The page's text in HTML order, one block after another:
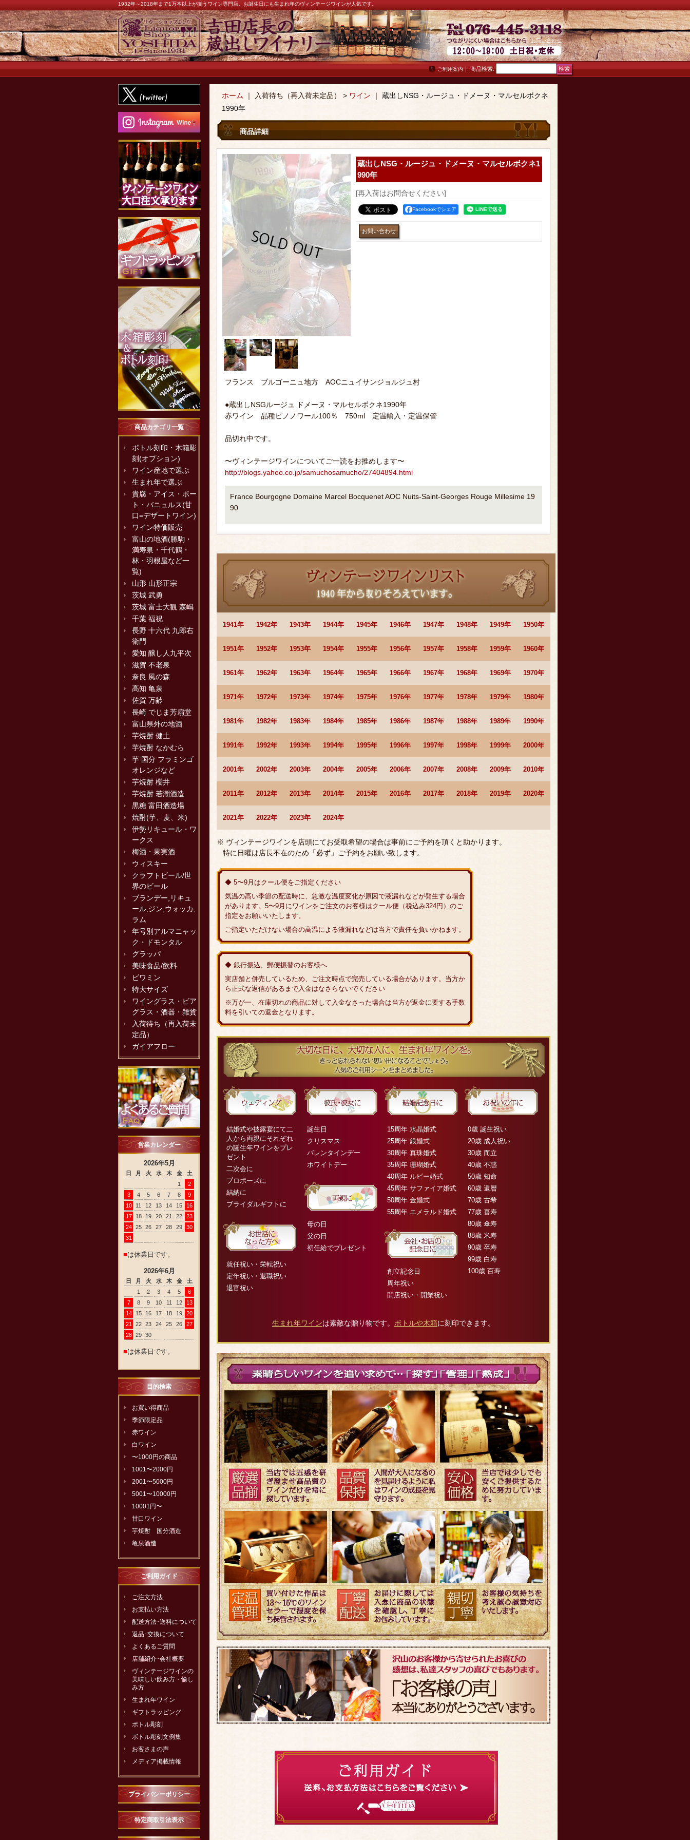
1932年～2018年まで1万本以上が揃うワイン専門店。お誕生日にも生まれ年のヴィンテージワインが人気です。
ご利用案内｜
お問い合わせ
商品検索:
商品カテゴリ一覧
ボトル刻印・木箱彫
刻(オプション)
ワイン産地で選ぶ
生まれ年で選ぶ
貴腐・アイス・ポー
ト・バニュルス(甘
口=デザートワイン)
ワイン特価販売
富山の地酒(勝駒・
満寿泉・千代鶴・
林・羽根屋など一
覧)
山形 山形正宗
茨城 武勇
茨城 富士大観 森嶋
千葉 福祝
長野 十六代 九郎右
衛門
愛知 醸し人九平次
滋賀 不老泉
奈良 風の森
高知 亀泉
佐賀 万齢
長崎 でじま芳扇堂
富山県外の地酒
芋焼酎 健土
芋焼酎 なかむら
芋 国分 フラミンゴ
オレンジなど
芋焼酎 櫻井
芋焼酎 若潮酒造
黒糖 富田酒造場
焼酎(芋、麦、米)
伊勢リキュール・ワ
ークス
梅酒・果実酒
ウィスキー
クラフトビール/世
界のビール
ブランデー,リキュ
ール,ジン,ウォッカ,
ラム
年号別アルマニャッ
ク・ドモンタル
グラッパ
美味食品/飲料
ビワミン
特大サイズ
ワイングラス・ビア
グラス・酒器・雑貨
入荷待ち（再入荷未
定品）
ガイアフロー
営業カレンダー
2026年5月
日 月 火 水 木 金
土
1
2
3
4 5 6 7 8
9
10
11 12 13 14 15
16
17
18 19 20 21 22
23
24
25 26 27 28 29
30
31
■は休業日です。
2026年6月
日 月 火 水 木 金
土
1
2 3 4 5
6
7
8 9 10 11 12
13
14
15 16 17 18 19
20
21
22 23 24 25 26
27
28
29 30
■は休業日です。
目的検索
お買い得商品
季節限定品
赤ワイン
白ワイン
〜1000円の商品
1001〜2000円
2001〜5000円
5001〜10000円
10001円〜
甘口ワイン
芋焼酎 国分酒造
亀泉酒造
ご利用ガイド
ご注文方法
お支払い方法
配送方法･送料について
返品･交換について
よくあるご質問
店舗紹介･会社概要
ヴィンテージワインの
美味しい飲み方・愉し
み方
生まれ年ワイン
ギフトラッピング
ボトル彫刻
ボトル彫刻文例集
お客さまの声
メディア掲載情報
プライバシーポリシー
特定商取引法表示
ホーム ｜ 入荷待ち（再入荷未定品） > ワイン ｜ 蔵出しNSG・ルージュ・ドメーヌ・マルセルボクネ
1990年
商品詳細
蔵出しNSG・ルージュ・ドメーヌ・マルセルボクネ1
990年
[再入荷はお問合せください]
Facebookでシェア
フランス ブルゴーニュ地方 AOCニュイサンジョルジュ村
●蔵出しNSGルージュ ドメーヌ・マルセルボクネ1990年
赤ワイン 品種ピノノワール100％ 750ml 定温輸入・定温保管
品切れ中です。
〜ヴィンテージワインについてご一読をお推めします〜
http://blogs.yahoo.co.jp/samuchosamucho/27404894.html
France Bourgogne Domaine Marcel Bocquenet AOC Nuits-Saint-Georges Rouge Millesime 19
90
1941年 1942年 1943年 1944年 1945年 1946年 1947年 1948年 1949年 1950年
1951年 1952年 1953年 1954年 1955年 1956年 1957年 1958年 1959年 1960年
1961年 1962年 1963年 1964年 1965年 1966年 1967年 1968年 1969年 1970年
1971年 1972年 1973年 1974年 1975年 1976年 1977年 1978年 1979年 1980年
1981年 1982年 1983年 1984年 1985年 1986年 1987年 1988年 1989年 1990年
1991年 1992年 1993年 1994年 1995年 1996年 1997年 1998年 1999年 2000年
2001年 2002年 2003年 2004年 2005年 2006年 2007年 2008年 2009年 2010年
2011年 2012年 2013年 2014年 2015年 2016年 2017年 2018年 2019年 2020年
2021年 2022年 2023年 2024年
※ ヴィンテージワインを店頭にてお受取希望の場合は事前にご予約を頂くと助かります。
特に日曜は店長不在のため「必ず」ご予約をお願い致します。
◆ 5〜9月はクール便をご指定ください
気温の高い季節の配送時に、急激な温度変化が原因で液漏れなどが発生する場合
があります。5〜9月にワインをご注文のお客様はクール便（税込み324円）のご
指定をお願いいたします。
ご指定いただけない場合の高温による液漏れなどは当方で責任を負いかねます。
◆ 銀行振込、郵便振替のお客様へ
実店舗と併売しているため、ご注文時点で完売している場合があります。当方か
ら正式な返信があるまで入金はなさらないでください
※万が一、在庫切れの商品に対して入金なさった場合は当方が返金に要する手数
料を引いての返金となります。
結婚式や披露宴にて二
人から両親にそれぞれ
の誕生年ワインをプレ
ゼント
二次会に
プロポーズに
結納に
ブライダルギフトに
就任祝い・栄転祝い
定年祝い・退職祝い
退官祝い
誕生日
クリスマス
バレンタインデー
ホワイトデー
母の日
父の日
初任給でプレゼント
15周年 水晶婚式
25周年 銀婚式
30周年 真珠婚式
35周年 珊瑚婚式
40周年 ルビー婚式
45周年 サファイア婚式
50周年 金婚式
55周年 エメラルド婚式
創立記念日
周年祝い
開店祝い・開業祝い
0歳 誕生祝い
20歳 成人祝い
30歳 而立
40歳 不惑
50歳 知命
60歳 還暦
70歳 古希
77歳 喜寿
80歳 傘寿
88歳 米寿
90歳 卒寿
99歳 白寿
100歳 百寿
生まれ年ワインは素敵な贈り物です。 ボトルや木箱に刻印できます。